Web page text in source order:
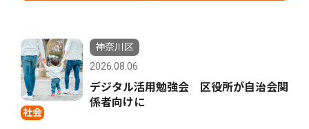
社会
神奈川区
2026.08.06
デジタル活用勉強会 区役所が自治会関
係者向けに